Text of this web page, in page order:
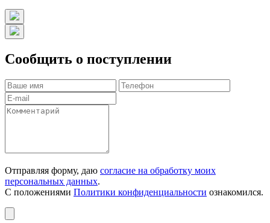
Сообщить о поступлении
Отправляя форму, даю согласие на обработку моих
персональных данных.
С положениями Политики конфиденциальности ознакомился.